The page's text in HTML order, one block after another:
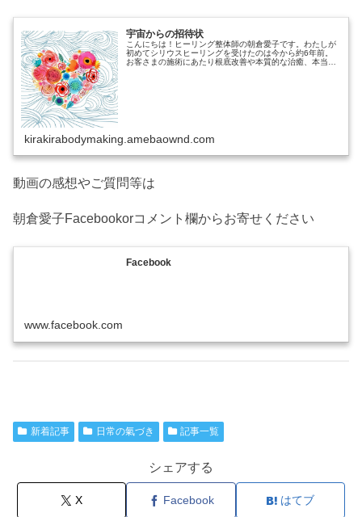
宇宙からの招待状
こんにちは！ヒーリング整体師の朝倉愛子です。わたしが
初めてシリウスヒーリングを受けたのは今から約6年前。
お客さまの施術にあたり根底改善や本質的な治癒、本当に
kirakirabodymaking.amebaownd.com
動画の感想やご質問等は
朝倉愛子Facebookorコメント欄からお寄せください
Facebook
www.facebook.com
新着記事 日常の氣づき 記事一覧
シェアする
X Facebook はてブ